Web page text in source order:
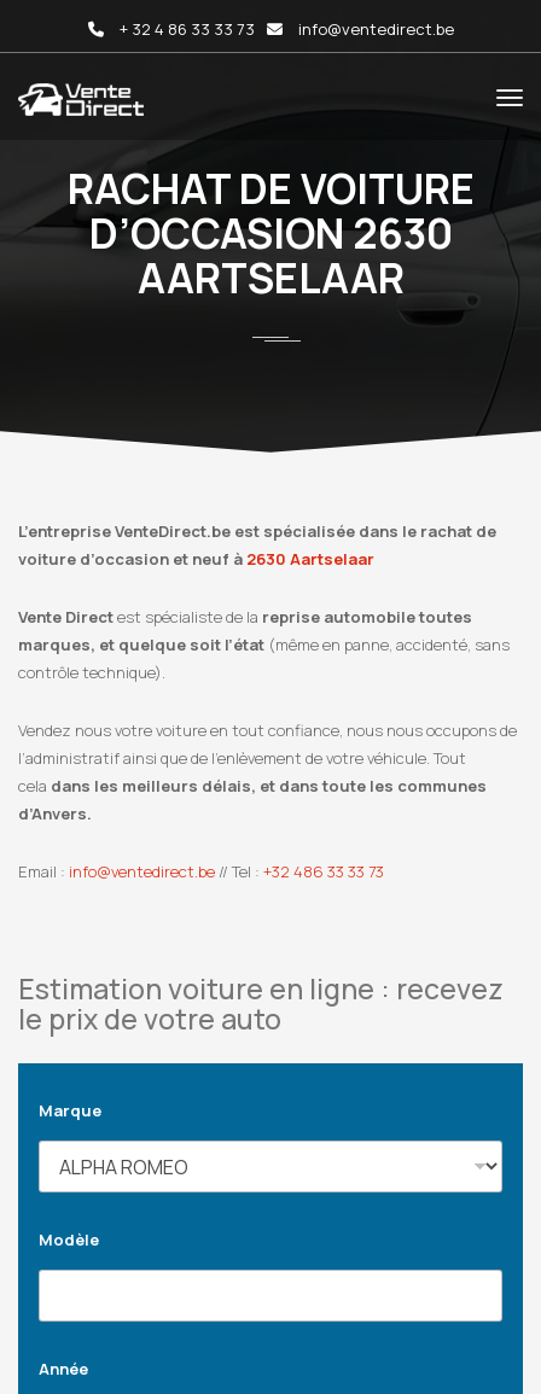
+ 32 4 86 33 33 73 info@ventedirect.be
RACHAT DE VOITURE
D’OCCASION 2630
AARTSELAAR
L’entreprise VenteDirect.be est spécialisée dans le rachat de
voiture d’occasion et neuf à 2630 Aartselaar
Vente Directest spécialiste de la reprise automobile toutes
marques, et quelque soit l’état (même en panne, accidenté, sans
contrôle technique).
Vendez nous votre voiture en tout confiance, nous nous occupons de
l’administratif ainsi que de l’enlèvement de votre véhicule. Tout
cela dans les meilleurs délais, et dans toute les communes
d’Anvers.
Email : info@ventedirect.be // Tel : +32 486 33 33 73
Estimation voiture en ligne : recevez
le prix de votre auto
Marque
Modèle
Année